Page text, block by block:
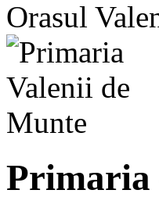
Orasul
Primaria